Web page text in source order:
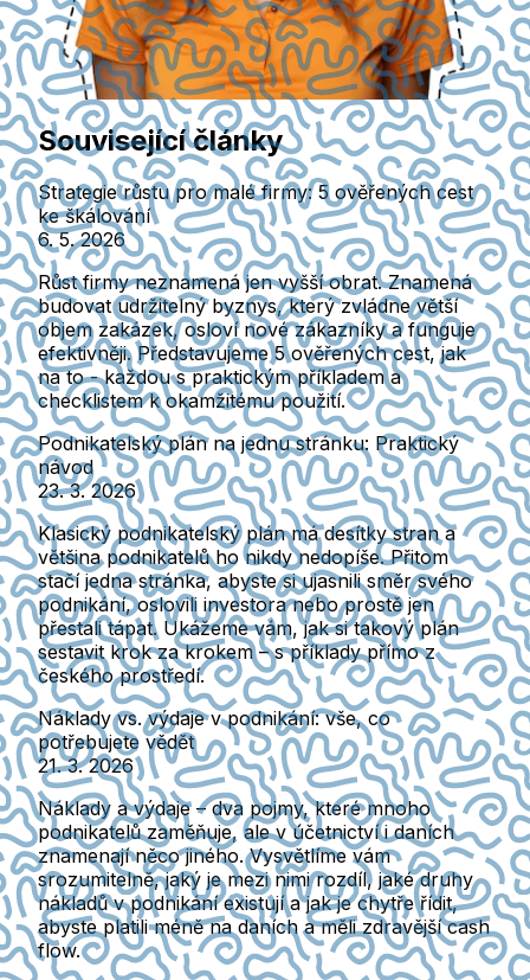
Související články
Strategie růstu pro malé firmy: 5 ověřených cest
ke škálování
6. 5. 2026
Růst firmy neznamená jen vyšší obrat. Znamená
budovat udržitelný byznys, který zvládne větší
objem zakázek, osloví nové zákazníky a funguje
efektivněji. Představujeme 5 ověřených cest, jak
na to - každou s praktickým příkladem a
checklistem k okamžitému použití.
Podnikatelský plán na jednu stránku: Praktický
návod
23. 3. 2026
Klasický podnikatelský plán má desítky stran a
většina podnikatelů ho nikdy nedopíše. Přitom
stačí jedna stránka, abyste si ujasnili směr svého
podnikání, oslovili investora nebo prostě jen
přestali tápat. Ukážeme vám, jak si takový plán
sestavit krok za krokem – s příklady přímo z
českého prostředí.
Náklady vs. výdaje v podnikání: vše, co
potřebujete vědět
21. 3. 2026
Náklady a výdaje – dva pojmy, které mnoho
podnikatelů zaměňuje, ale v účetnictví i daních
znamenají něco jiného. Vysvětlíme vám
srozumitelně, jaký je mezi nimi rozdíl, jaké druhy
nákladů v podnikání existují a jak je chytře řídit,
abyste platili méně na daních a měli zdravější cash
flow.